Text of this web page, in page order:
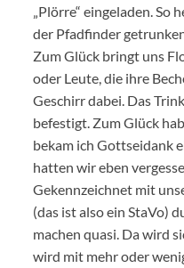
„Plörre“ eingeladen. So
der Pfadfinder
Zum Glück bringt uns
oder Leute, die ihre
Geschirr dabei. Das
befestigt. Zum Glück
bekam ich Gottseidank
hatten wir eben
Gekennzeichnet mit
(das ist also ein StaVo)
machen quasi. Da wird
wird mit mehr oder